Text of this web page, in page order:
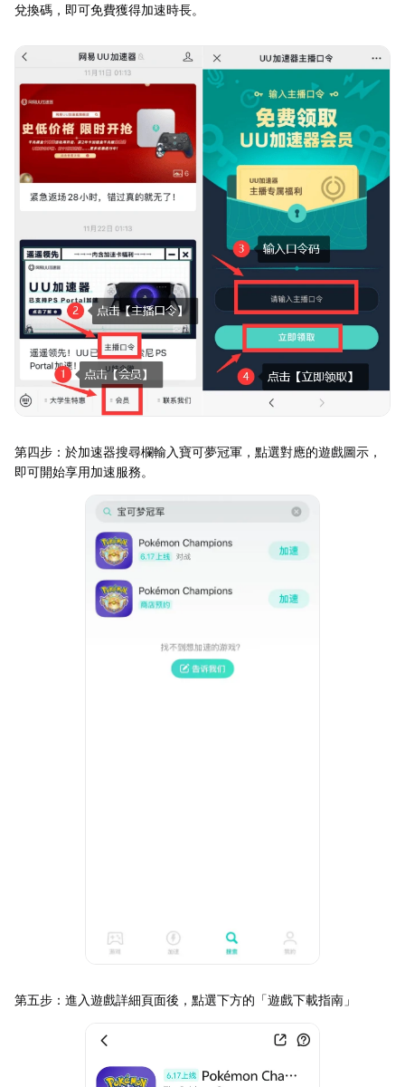
兌換碼，即可免費獲得加速時長。
第四步：於加速器搜尋欄輸入寶可夢冠軍，點選對應的遊戲圖示，
即可開始享用加速服務。
第五步：進入遊戲詳細頁面後，點選下方的「遊戲下載指南」